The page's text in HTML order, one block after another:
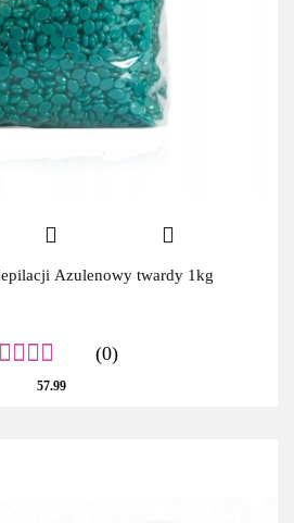
Azulenowy twardy 1kg
(0)
57.99